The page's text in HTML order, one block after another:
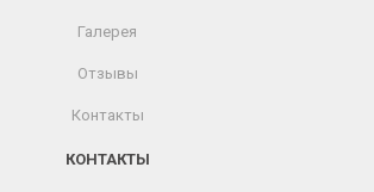
Галерея
Отзывы
Контакты
КОНТАКТЫ